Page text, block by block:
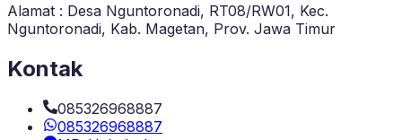
Alamat : Desa Nguntoronadi, RT08/RW01, Kec.
Nguntoronadi, Kab. Magetan, Prov. Jawa Timur
Kontak
085326968887
085326968887